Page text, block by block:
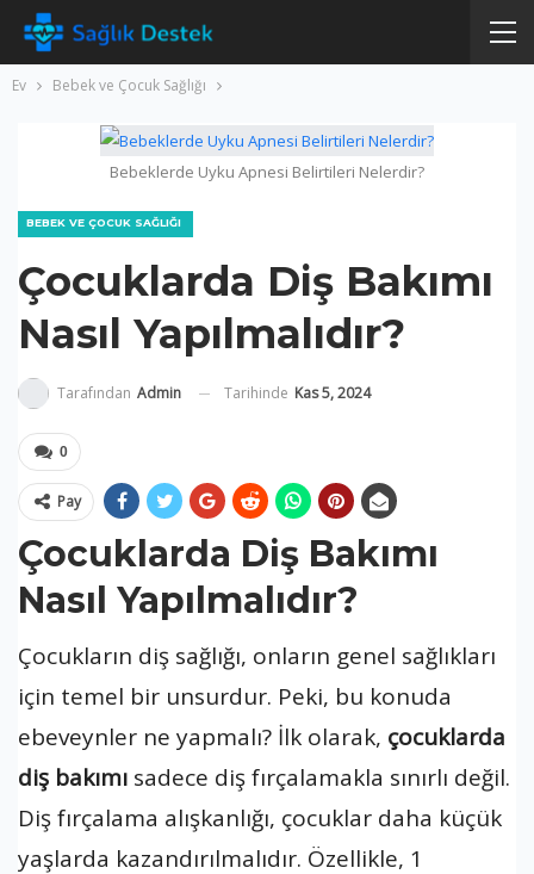
Ev Bebek ve Çocuk Sağlığı
Bebeklerde Uyku Apnesi Belirtileri Nelerdir?
BEBEK VE ÇOCUK SAĞLIĞI
Çocuklarda Diş Bakımı
Nasıl Yapılmalıdır?
Tarafından Admin Tarihinde Kas 5, 2024
0
Pay
Çocuklarda Diş Bakımı
Nasıl Yapılmalıdır?
Çocukların diş sağlığı, onların genel sağlıkları
için temel bir unsurdur. Peki, bu konuda
ebeveynler ne yapmalı? İlk olarak, çocuklarda
diş bakımı sadece diş fırçalamakla sınırlı değil.
Diş fırçalama alışkanlığı, çocuklar daha küçük
yaşlarda kazandırılmalıdır. Özellikle, 1